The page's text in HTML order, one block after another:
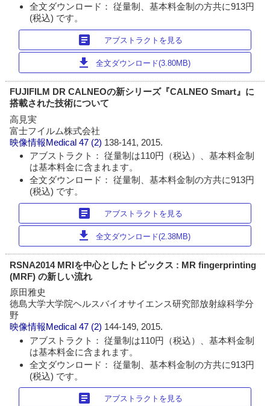
全文ダウンロード： 従量制、基本料金制の方共に913円
(税込) です。
article アブストラクトを見る
download 全文ダウンロード(3.80MB)
FUJIFILM DR CALNEOの新シリーズ『CALNEO Smart』に
搭載された技術について
高見実
富士フイルム株式会社
映像情報Medical 47 (2) 138-141, 2015.
アブストラクト： 従量制は110円（税込）、基本料金制
は基本料金に含まれます。
全文ダウンロード： 従量制、基本料金制の方共に913円
(税込) です。
article アブストラクトを見る
download 全文ダウンロード(2.38MB)
RSNA2014 MRIを中心としたトピックス : MR fingerprinting
(MRF) の新しい流れ
原田雅史
徳島大学大学院ヘルスバイオサイエンス研究部放射線科学分
野
映像情報Medical 47 (2) 144-149, 2015.
アブストラクト： 従量制は110円（税込）、基本料金制
は基本料金に含まれます。
全文ダウンロード： 従量制、基本料金制の方共に913円
(税込) です。
article アブストラクトを見る